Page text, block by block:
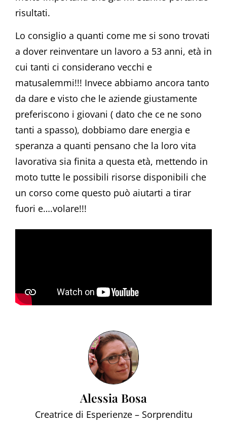
risultati.
Lo consiglio a quanti come me si sono trovati
a dover reinventare un lavoro a 53 anni, età in
cui tanti ci considerano vecchi e
matusalemmi!!! Invece abbiamo ancora tanto
da dare e visto che le aziende giustamente
preferiscono i giovani ( dato che ce ne sono
tanti a spasso), dobbiamo dare energia e
speranza a quanti pensano che la loro vita
lavorativa sia finita a questa età, mettendo in
moto tutte le possibili risorse disponibili che
un corso come questo può aiutarti a tirar
fuori e….volare!!!
Alessia Bosa
Creatrice di Esperienze – Sorprenditu